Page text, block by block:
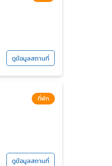
ดูข้อมูลสถานที่
ที่พัก
ดูข้อมูลสถานที่